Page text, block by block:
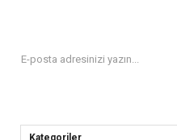
Kategoriler